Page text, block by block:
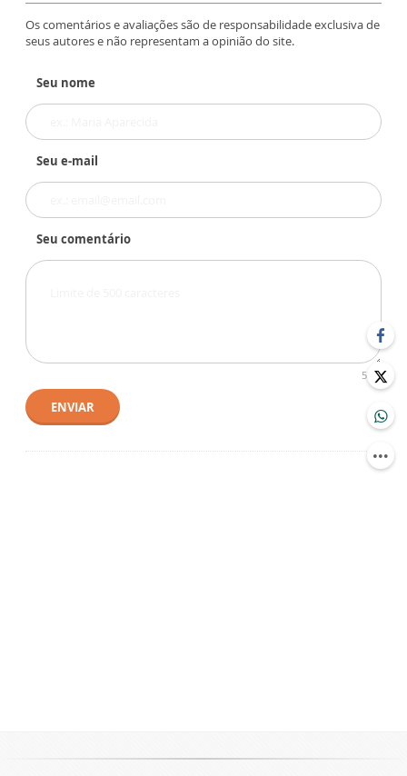
Os comentários e avaliações são de responsabilidade exclusiva de
seus autores e não representam a opinião do site.
Seu nome
Seu e-mail
Seu comentário
500
ENVIAR